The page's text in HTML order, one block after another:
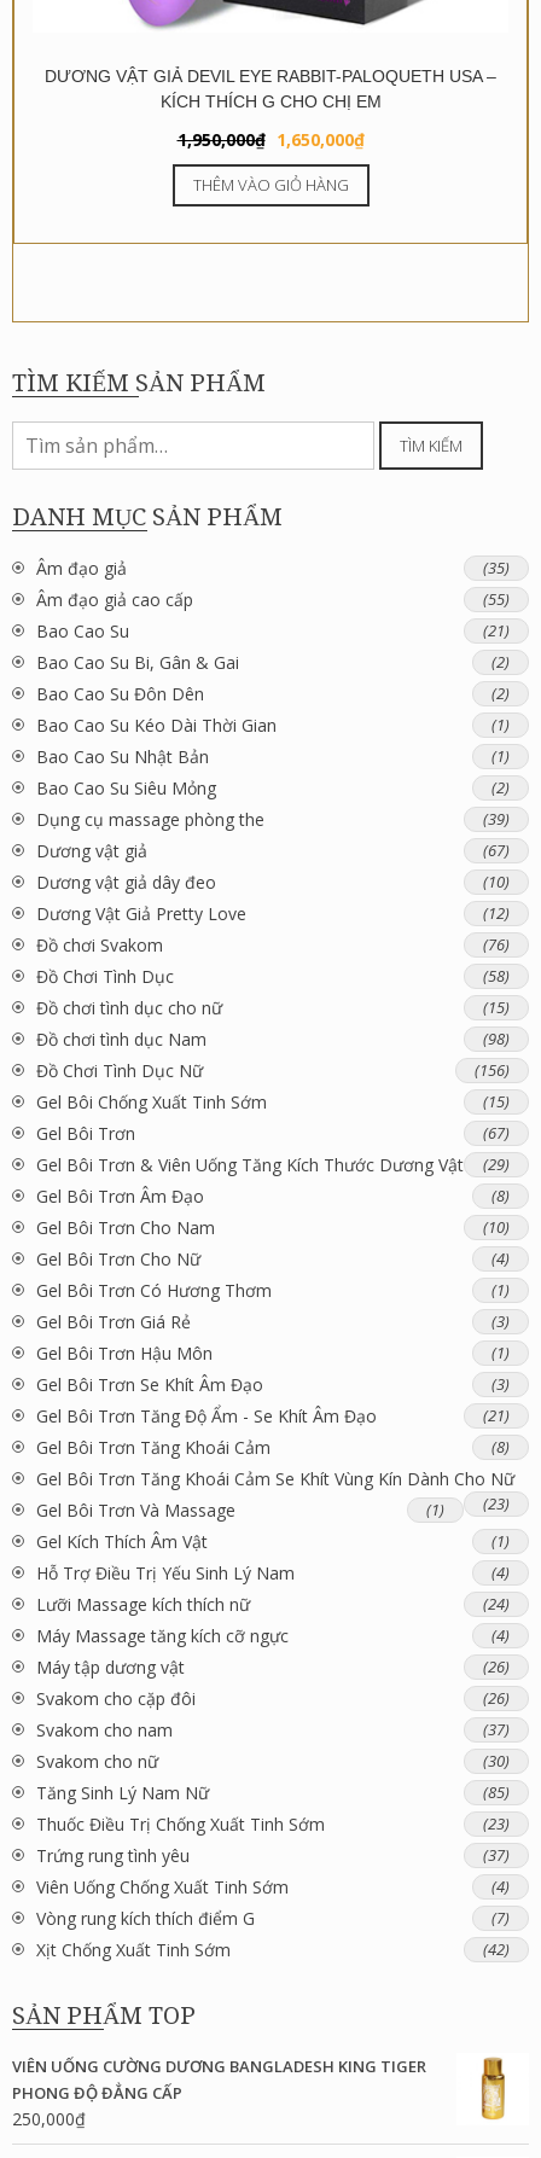
DƯƠNG VẬT GIẢ DEVIL EYE RABBIT-PALOQUETH USA –
KÍCH THÍCH G CHO CHỊ EM
1,950,000₫ Giá
gốc
là:
1,650,000₫Giá
hiện
1,650,000₫.
THÊM VÀO GIỎ HÀNG
TÌM KIẾM SẢN PHẨM
Tìm
kiếm:
TÌM KIẾM
DANH MỤC SẢN PHẨM
Âm đạo giả (35)
Âm đạo giả cao cấp (55)
Bao Cao Su (21)
Bao Cao Su Bi, Gân & Gai (2)
Bao Cao Su Đôn Dên (2)
Bao Cao Su Kéo Dài Thời Gian (1)
Bao Cao Su Nhật Bản (1)
Bao Cao Su Siêu Mỏng (2)
Dụng cụ massage phòng the (39)
Dương vật giả (67)
Dương vật giả dây đeo (10)
Dương Vật Giả Pretty Love (12)
Đồ chơi Svakom (76)
Đồ Chơi Tình Dục (58)
Đồ chơi tình dục cho nữ (15)
Đồ chơi tình dục Nam (98)
Đồ Chơi Tình Dục Nữ (156)
Gel Bôi Chống Xuất Tinh Sớm (15)
Gel Bôi Trơn (67)
Gel Bôi Trơn & Viên Uống Tăng Kích Thước Dương Vật (29)
Gel Bôi Trơn Âm Đạo (8)
Gel Bôi Trơn Cho Nam (10)
Gel Bôi Trơn Cho Nữ (4)
Gel Bôi Trơn Có Hương Thơm (1)
Gel Bôi Trơn Giá Rẻ (3)
Gel Bôi Trơn Hậu Môn (1)
Gel Bôi Trơn Se Khít Âm Đạo (3)
Gel Bôi Trơn Tăng Độ Ẩm - Se Khít Âm Đạo (21)
Gel Bôi Trơn Tăng Khoái Cảm (8)
Gel Bôi Trơn Tăng Khoái Cảm Se Khít Vùng Kín Dành Cho Nữ
(23)
Gel Bôi Trơn Và Massage (1)
Gel Kích Thích Âm Vật (1)
Hỗ Trợ Điều Trị Yếu Sinh Lý Nam (4)
Lưỡi Massage kích thích nữ (24)
Máy Massage tăng kích cỡ ngực (4)
Máy tập dương vật (26)
Svakom cho cặp đôi (26)
Svakom cho nam (37)
Svakom cho nữ (30)
Tăng Sinh Lý Nam Nữ (85)
Thuốc Điều Trị Chống Xuất Tinh Sớm (23)
Trứng rung tình yêu (37)
Viên Uống Chống Xuất Tinh Sớm (4)
Vòng rung kích thích điểm G (7)
Xịt Chống Xuất Tinh Sớm (42)
SẢN PHẨM TOP
VIÊN UỐNG CƯỜNG DƯƠNG BANGLADESH KING TIGER
PHONG ĐỘ ĐẲNG CẤP
250,000₫